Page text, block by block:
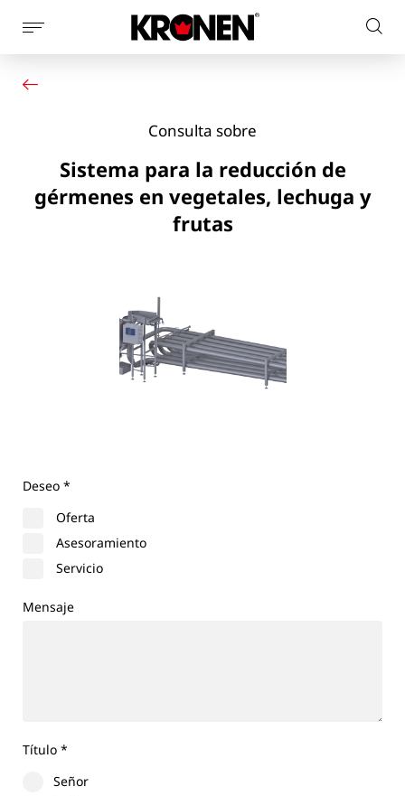
Mostrar
la
navegación
de Nuestras soluciones
Empresa
Contacto
Consulta sobre
Sistema para la reducción de
gérmenes en vegetales, lechuga y
frutas
Deseo *
Oferta
Asesoramiento
Servicio
Mensaje
Título *
Señor